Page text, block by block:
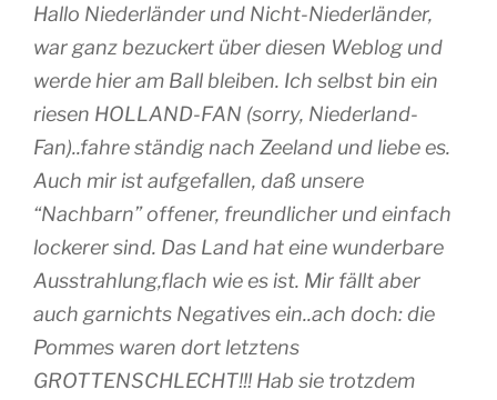
Hallo Niederländer und Nicht-Niederländer,
war ganz bezuckert über diesen Weblog und
werde hier am Ball bleiben. Ich selbst bin ein
riesen HOLLAND-FAN (sorry, Niederland-
Fan)..fahre ständig nach Zeeland und liebe es.
Auch mir ist aufgefallen, daß unsere
“Nachbarn” offener, freundlicher und einfach
lockerer sind. Das Land hat eine wunderbare
Ausstrahlung,flach wie es ist. Mir fällt aber
auch garnichts Negatives ein..ach doch: die
Pommes waren dort letztens
GROTTENSCHLECHT!!! Hab sie trotzdem